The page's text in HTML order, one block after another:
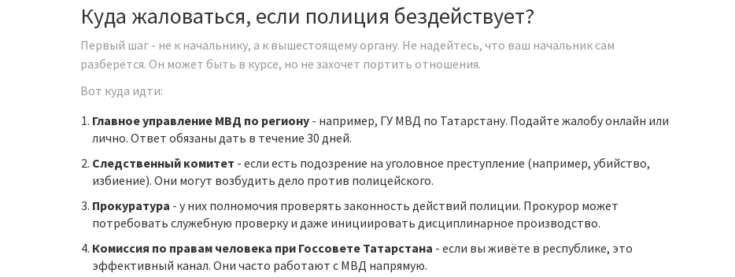
Куда жаловаться, если полиция бездействует?
Первый шаг - не к начальнику, а к вышестоящему органу. Не надейтесь, что ваш начальник сам
разберётся. Он может быть в курсе, но не захочет портить отношения.
Вот куда идти:
Главное управление МВД по региону - например, ГУ МВД по Татарстану. Подайте жалобу онлайн или
лично. Ответ обязаны дать в течение 30 дней.
Следственный комитет - если есть подозрение на уголовное преступление (например, убийство,
избиение). Они могут возбудить дело против полицейского.
Прокуратура - у них полномочия проверять законность действий полиции. Прокурор может
потребовать служебную проверку и даже инициировать дисциплинарное производство.
Комиссия по правам человека при Госсовете Татарстана - если вы живёте в республике, это
эффективный канал. Они часто работают с МВД напрямую.